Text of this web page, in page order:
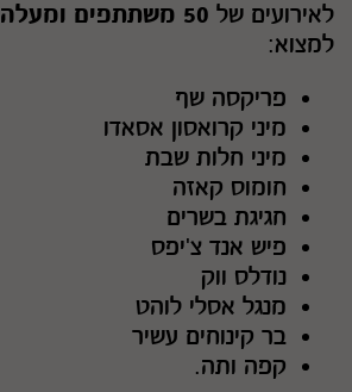
לאירועים של 50 משתתפים ומעלה
למצוא:
פריקסה שף
מיני קרואסון אסאדו
מיני חלות שבת
חומוס קאזה
חגיגת בשרים
פיש אנד צ'יפס
נודלס ווק
מנגל אסלי לוהט
בר קינוחים עשיר
קפה ותה.